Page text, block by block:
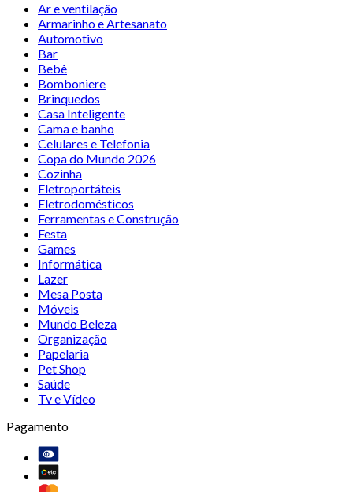
Ar e ventilação
Armarinho e Artesanato
Automotivo
Bar
Bebê
Bomboniere
Brinquedos
Casa Inteligente
Cama e banho
Celulares e Telefonia
Copa do Mundo 2026
Cozinha
Eletroportáteis
Eletrodomésticos
Ferramentas e Construção
Festa
Games
Informática
Lazer
Mesa Posta
Móveis
Mundo Beleza
Organização
Papelaria
Pet Shop
Saúde
Tv e Vídeo
Pagamento